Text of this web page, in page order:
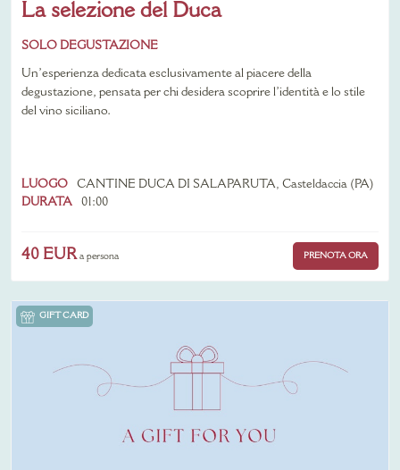
La selezione del Duca
SOLO DEGUSTAZIONE
Un’esperienza dedicata esclusivamente al piacere della
degustazione, pensata per chi desidera scoprire l’identità e lo stile
del vino siciliano.
LUOGO
CANTINE DUCA DI SALAPARUTA, Casteldaccia (PA)
DURATA
01:00
40 EURa persona PRENOTA ORA
GIFT CARD